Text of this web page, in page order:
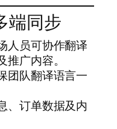
端同步
人员可协作翻译
广内容。
团队翻译语言一
、订单数据及内